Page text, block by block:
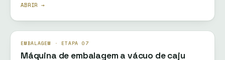
ABRIR →
EMBALAGEM · ETAPA 07
Máquina de embalagem a vácuo de caju